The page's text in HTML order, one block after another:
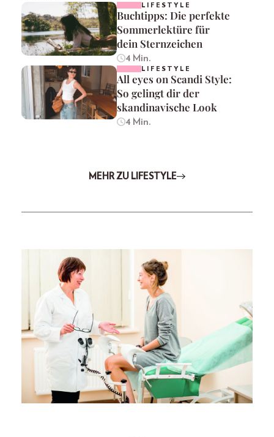
LIFESTYLE
Buchtipps: Die perfekte
Sommerlektüre für
dein Sternzeichen
4 Min.
LIFESTYLE
All eyes on Scandi Style:
So gelingt dir der
skandinavische Look
4 Min.
MEHR ZU LIFESTYLE